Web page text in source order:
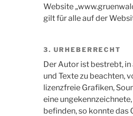
Website
gilt für alle auf der
3. URHEBERRECHT
Der Autor ist bestrebt,
und Texte zu beachten,
lizenzfreie Grafiken,
eine
befinden, so konnte